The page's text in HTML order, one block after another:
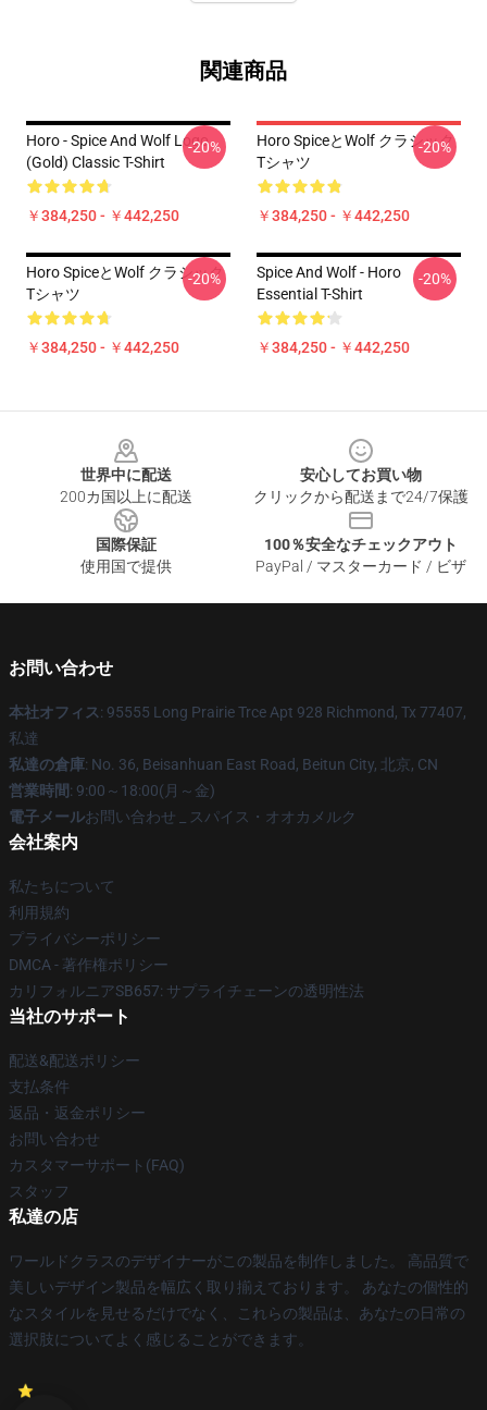
関連商品
Horo - Spice And Wolf Logo
(Gold) Classic T-Shirt
￥384,250 - ￥442,250
-20%
Horo SpiceとWolf クラシック
Tシャツ
￥384,250 - ￥442,250
-20%
Horo SpiceとWolf クラシック
Tシャツ
￥384,250 - ￥442,250
-20%
Spice And Wolf - Horo
Essential T-Shirt
￥384,250 - ￥442,250
-20%
世界中に配送
200カ国以上に配送
安心してお買い物
クリックから配送まで24/7保護
国際保証
使用国で提供
100％安全なチェックアウト
PayPal / マスターカード / ビザ
お問い合わせ
本社オフィス: 95555 Long Prairie Trce Apt 928 Richmond, Tx 77407,
私達
私達の倉庫: No. 36, Beisanhuan East Road, Beitun City, 北京, CN
営業時間: 9:00～18:00(月～金)
電子メールお問い合わせ _ スパイス・オオカメルク
会社案内
私たちについて
利用規約
プライバシーポリシー
DMCA - 著作権ポリシー
カリフォルニアSB657: サプライチェーンの透明性法
当社のサポート
配送&配送ポリシー
支払条件
返品・返金ポリシー
お問い合わせ
カスタマーサポート(FAQ)
スタッフ
私達の店
ワールドクラスのデザイナーがこの製品を制作しました。 高品質で
美しいデザイン製品を幅広く取り揃えております。 あなたの個性的
なスタイルを見せるだけでなく、これらの製品は、あなたの日常の
選択肢についてよく感じることができます。